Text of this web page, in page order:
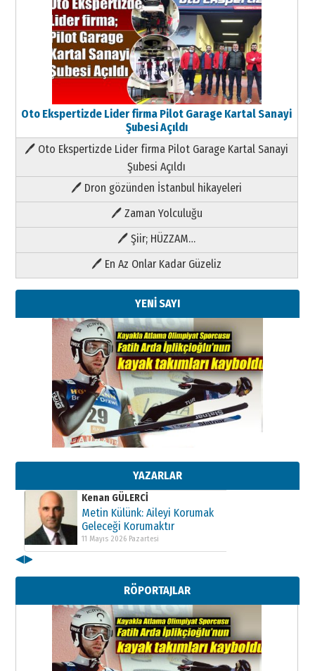
Oto Ekspertizde Lider firma Pilot Garage Kartal Sanayi
Şubesi Açıldı
🖊 Oto Ekspertizde Lider firma Pilot Garage Kartal Sanayi
Şubesi Açıldı
🖊 Dron gözünden İstanbul hikayeleri
🖊 Zaman Yolculuğu
🖊 Şiir; HÜZZAM…
🖊 En Az Onlar Kadar Güzeliz
YENİ SAYI
YAZARLAR
Kenan GÜLERCİ
Metin Külünk: Aileyi Korumak
11 Mayıs 2026 Pazartesi
Kenan GÜLERCİ
Metin Külünk: Aileyi Korumak
Geleceği Korumaktır
11 Mayıs 2026 Pazartesi
Metin Külünk: Aileyi Korumak
Geleceği Korumaktır
11 Mayıs 2026 Pazartesi
◀▶
RÖPORTAJLAR